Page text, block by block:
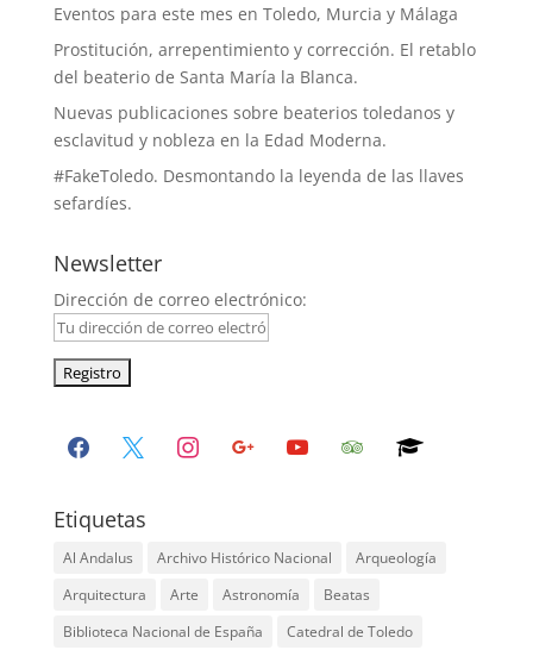
Eventos para este mes en Toledo, Murcia y Málaga
Prostitución, arrepentimiento y corrección. El retablo
del beaterio de Santa María la Blanca.
Nuevas publicaciones sobre beaterios toledanos y
esclavitud y nobleza en la Edad Moderna.
#FakeToledo. Desmontando la leyenda de las llaves
sefardíes.
Newsletter
Dirección de correo electrónico:
facebook instagramgoogle youtube tripadvisorgraduation-
Etiquetas
Al Andalus Archivo Histórico Nacional
Arqueología
Arquitectura
Arte Astronomía
Beatas
Biblioteca Nacional de España
Catedral de Toledo